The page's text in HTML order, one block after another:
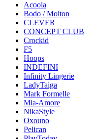
Acoola
Bodo / Moiton
CLEVER
CONCEPT CLUB
Crockid
F5
Hoops
INDEFINI
Infinity Lingerie
LadyTaiga
Mark Formelle
Mia-Amore
NikaStyle
Oxouno
Pelican